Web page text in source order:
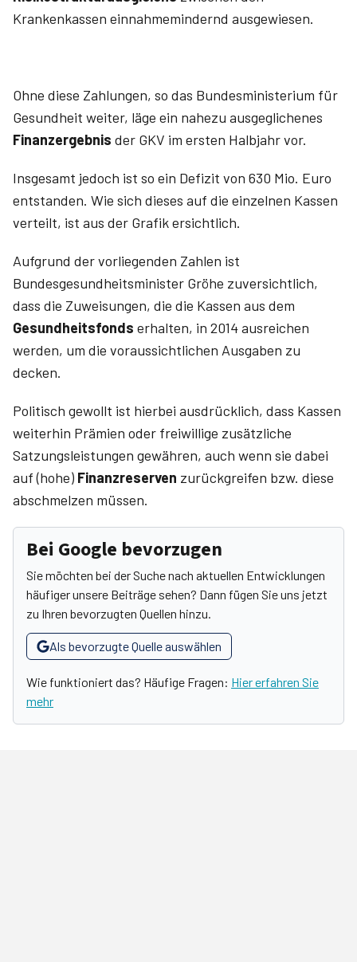
Krankenkassen einnahmemindernd ausgewiesen.
Ohne diese Zahlungen, so das Bundesministerium für
Gesundheit weiter, läge ein nahezu ausgeglichenes
Finanzergebnis der GKV im ersten Halbjahr vor.
Insgesamt jedoch ist so ein Defizit von 630 Mio. Euro
entstanden. Wie sich dieses auf die einzelnen Kassen
verteilt, ist aus der Grafik ersichtlich.
Aufgrund der vorliegenden Zahlen ist
Bundesgesundheitsminister Gröhe zuversichtlich,
dass die Zuweisungen, die die Kassen aus dem
Gesundheitsfonds erhalten, in 2014 ausreichen
werden, um die voraussichtlichen Ausgaben zu
decken.
Politisch gewollt ist hierbei ausdrücklich, dass Kassen
weiterhin Prämien oder freiwillige zusätzliche
Satzungsleistungen gewähren, auch wenn sie dabei
auf (hohe) Finanzreserven zurückgreifen bzw. diese
abschmelzen müssen.
Bei Google bevorzugen
Sie möchten bei der Suche nach aktuellen Entwicklungen
häufiger unsere Beiträge sehen? Dann fügen Sie uns jetzt
zu Ihren bevorzugten Quellen hinzu.
Als bevorzugte Quelle auswählen
Wie funktioniert das? Häufige Fragen: Hier erfahren Sie
mehr